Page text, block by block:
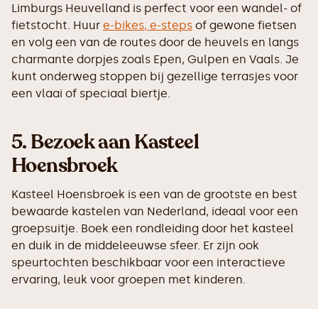
Limburgs Heuvelland is perfect voor een wandel- of
fietstocht. Huur e-bikes, e-steps of gewone fietsen
en volg een van de routes door de heuvels en langs
charmante dorpjes zoals Epen, Gulpen en Vaals. Je
kunt onderweg stoppen bij gezellige terrasjes voor
een vlaai of speciaal biertje.
5.Bezoek aan Kasteel
Hoensbroek
Kasteel Hoensbroek is een van de grootste en best
bewaarde kastelen van Nederland, ideaal voor een
groepsuitje. Boek een rondleiding door het kasteel
en duik in de middeleeuwse sfeer. Er zijn ook
speurtochten beschikbaar voor een interactieve
ervaring, leuk voor groepen met kinderen.